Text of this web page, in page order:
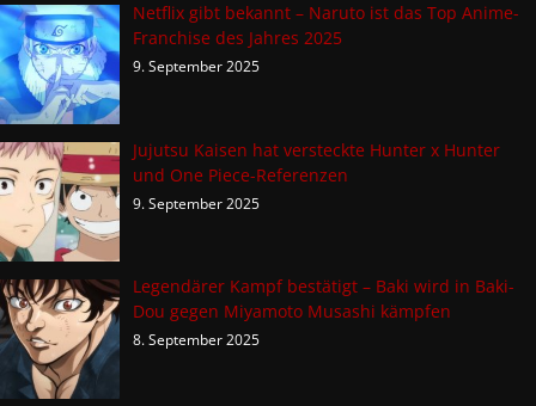
Netflix gibt bekannt – Naruto ist das Top Anime-
Franchise des Jahres 2025
9. September 2025
Jujutsu Kaisen hat versteckte Hunter x Hunter
und One Piece-Referenzen
9. September 2025
Legendärer Kampf bestätigt – Baki wird in Baki-
Dou gegen Miyamoto Musashi kämpfen
8. September 2025